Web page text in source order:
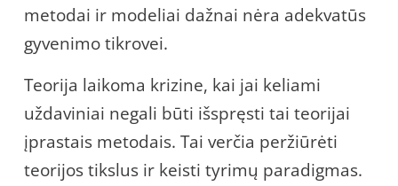
metodai ir modeliai dažnai nėra adekvatūs
gyvenimo tikrovei.
Teorija laikoma krizine, kai jai keliami
uždaviniai negali būti išspręsti tai teorijai
įprastais metodais. Tai verčia peržiūrėti
teorijos tikslus ir keisti tyrimų paradigmas.